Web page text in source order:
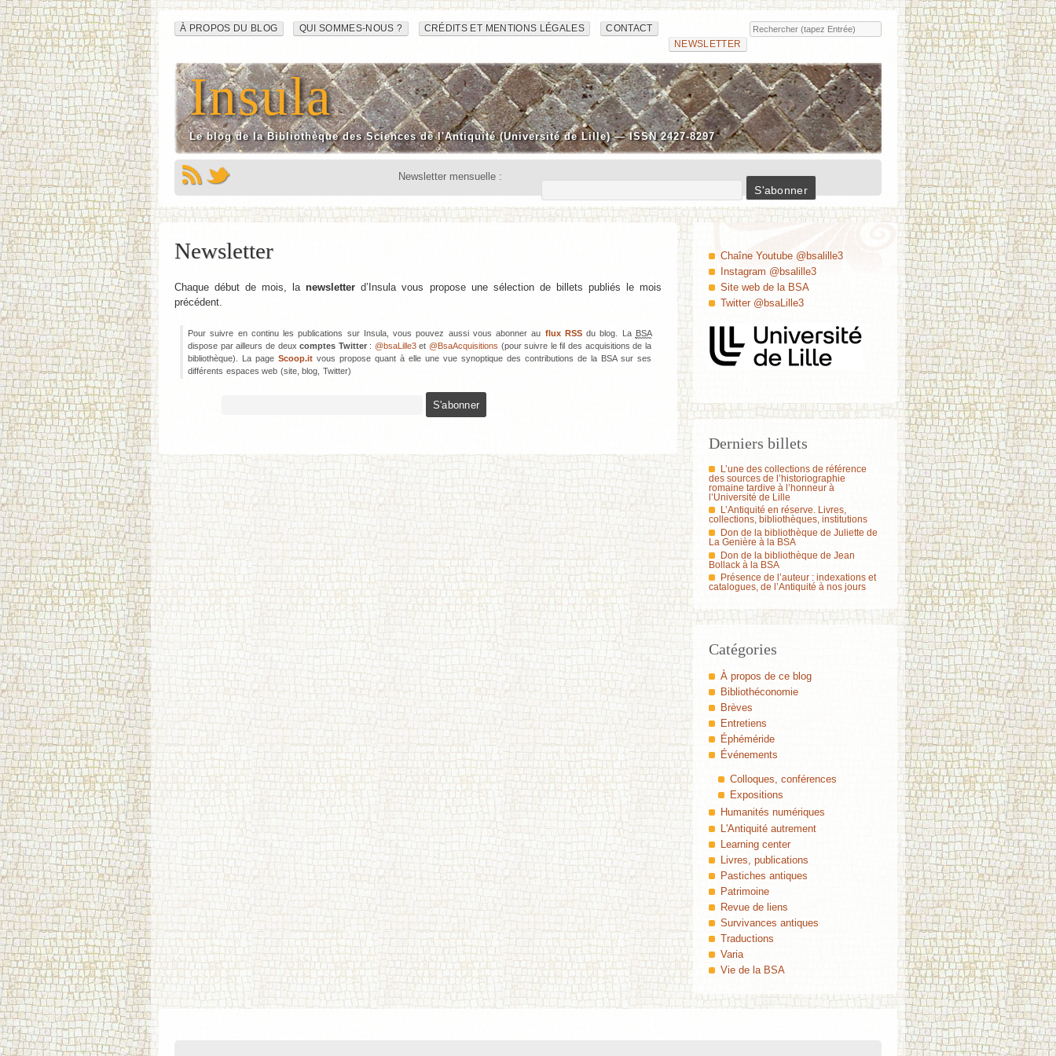
Rechercher
Navigation
du
site
Aller
À PROPOS DU BLOG QUI SOMMES-NOUS ? CRÉDITS ET MENTIONS LÉGALES
CONTACT
NEWSLETTER
Insula
Le blog de la Bibliothèque des Sciences de l'Antiquité (Université de Lille) — ISSN 2427-8297
Newsletter mensuelle :
Newsletter
Chaque début de mois, lanewsletter d’Insula vous propose une sélection de billets publiés le mois
précédent.
Pour suivre en continu les publications sur Insula, vous pouvez aussi vous abonner au flux RSSdu blog. La BSA
dispose par ailleurs de deuxcomptes Twitter: @bsaLille3et@BsaAcquisitions (pour suivre le fil des acquisitions de la
bibliothèque). La pageScoop.it vous propose quant à elle une vue synoptique des contributions de la BSA sur ses
différents espaces web (site, blog, Twitter)
Chaîne Youtube @bsalille3
Instagram @bsalille3
Site web de la BSA
Twitter @bsaLille3
Derniers billets
L’une des collections de référence
des sources de l’historiographie
romaine tardive à l’honneur à
l’Université de Lille
L’Antiquité en réserve. Livres,
collections, bibliothèques, institutions
Don de la bibliothèque de Juliette de
La Genière à la BSA
Don de la bibliothèque de Jean
Bollack à la BSA
Présence de l’auteur : indexations et
catalogues, de l’Antiquité à nos jours
Catégories
À propos de ce blog
Bibliothéconomie
Brèves
Entretiens
Éphéméride
Événements
Colloques, conférences
Expositions
Humanités numériques
L'Antiquité autrement
Learning center
Livres, publications
Pastiches antiques
Patrimoine
Revue de liens
Survivances antiques
Traductions
Varia
Vie de la BSA